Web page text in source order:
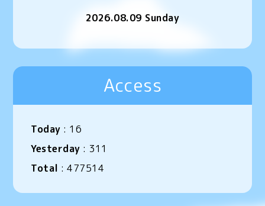
2026.08.09 Sunday
Access
Today : 16
Yesterday : 311
Total :477514